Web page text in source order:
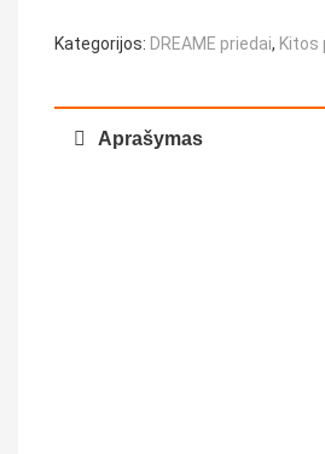
Kategorijos: DREAME priedai, Kitos
Aprašymas